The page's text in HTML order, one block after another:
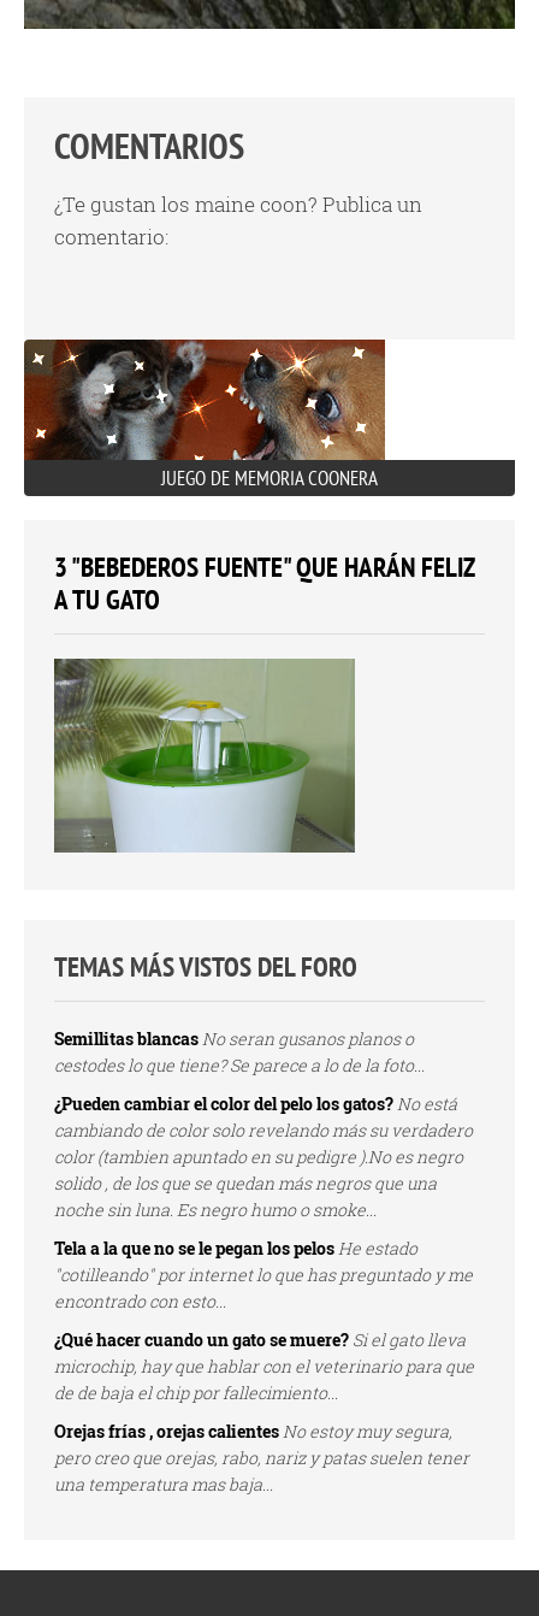
COMENTARIOS
¿Te gustan los maine coon? Publica un
comentario:
JUEGO DE MEMORIA COONERA
3 "BEBEDEROS FUENTE" QUE HARÁN FELIZ
A TU GATO
TEMAS MÁS VISTOS DEL FORO
Semillitas blancasNo seran gusanos planos o
cestodes lo que tiene? Se parece a lo de la foto...
¿Pueden cambiar el color del pelo los gatos?No está
cambiando de color solo revelando más su verdadero
color (tambien apuntado en su pedigre ).No es negro
solido , de los que se quedan más negros que una
noche sin luna. Es negro humo o smoke...
Tela a la que no se le pegan los pelosHe estado
"cotilleando" por internet lo que has preguntado y me
encontrado con esto...
¿Qué hacer cuando un gato se muere? Si el gato lleva
microchip, hay que hablar con el veterinario para que
de de baja el chip por fallecimiento...
Orejas frías , orejas calientesNo estoy muy segura,
pero creo que orejas, rabo, nariz y patas suelen tener
una temperatura mas baja...